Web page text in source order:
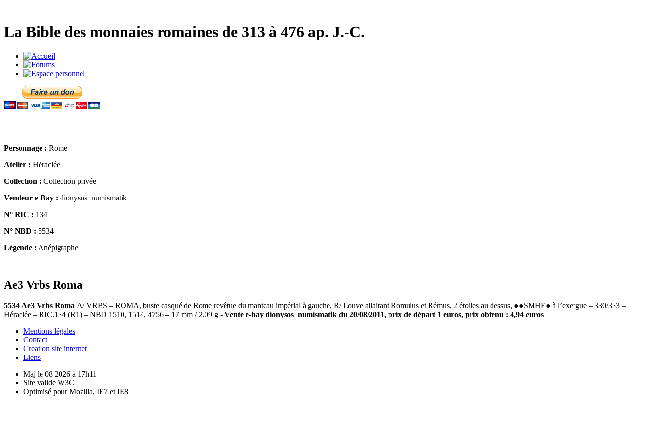
La Bible des monnaies romaines de 313 à 476 ap. J.-C.
Personnage : Rome
Atelier : Héraclée
Collection : Collection privée
Vendeur e-Bay : dionysos_numismatik
N° RIC : 134
N° NBD : 5534
Légende : Anépigraphe
Ae3 Vrbs Roma
5534 Ae3 Vrbs Roma A/ VRBS – ROMA, buste casqué de Rome revêtue du manteau impérial à gauche, R/ Louve allaitant Romulus et Rémus, 2 étoiles au dessus, ●●SMHE● à l’exergue – 330/333 –
Héraclée – RIC.134 (R1) – NBD 1510, 1514, 4756 – 17 mm / 2,09 g - Vente e-bay dionysos_numismatik du 20/08/2011, prix de départ 1 euros, prix obtenu : 4,94 euros
Mentions légales
Contact
Creation site internet
Liens
Maj le 08 2026 à 17h11
Site valide W3C
Optimisé pour Mozilla, IE7 et IE8